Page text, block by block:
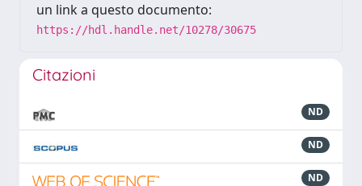
un link a questo documento:
https://hdl.handle.net/10278/30675
Citazioni
ND
ND
ND